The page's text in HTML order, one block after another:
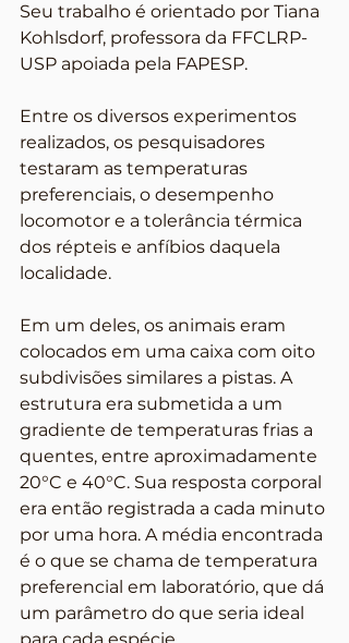
Seu trabalho é orientado por Tiana
Kohlsdorf, professora da FFCLRP-
USP apoiada pela FAPESP.
Entre os diversos experimentos
realizados, os pesquisadores
testaram as temperaturas
preferenciais, o desempenho
locomotor e a tolerância térmica
dos répteis e anfíbios daquela
localidade.
Em um deles, os animais eram
colocados em uma caixa com oito
subdivisões similares a pistas. A
estrutura era submetida a um
gradiente de temperaturas frias a
quentes, entre aproximadamente
20°C e 40°C. Sua resposta corporal
era então registrada a cada minuto
por uma hora. A média encontrada
é o que se chama de temperatura
preferencial em laboratório, que dá
um parâmetro do que seria ideal